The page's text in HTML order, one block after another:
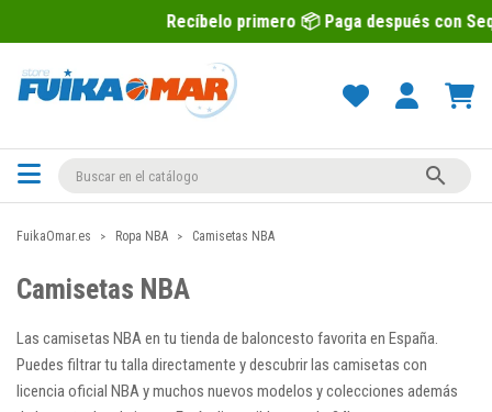
Recíbelo primero 📦 Paga después con Sequra 💶

FuikaOmar.es Ropa NBA Camisetas NBA
Camisetas NBA
Las camisetas NBA en tu tienda de baloncesto favorita en España.
Puedes filtrar tu talla directamente y descubrir las camisetas con
licencia oficial NBA y muchos nuevos modelos y colecciones además